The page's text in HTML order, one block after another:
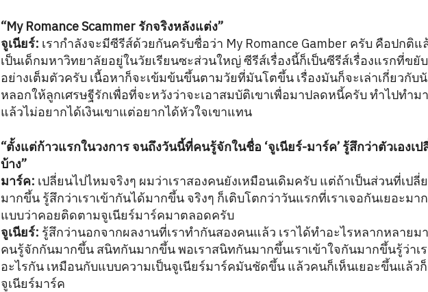
“My Romance Scammer รักจริงหลังแต่ง”
จูเนียร์: เรากำลังจะมีซีรีส์ด้วยกันครับชื่อว่า My Romance Gamber ครับ คือปกติ
เป็นเด็กมหาวิทยาลัยอยู่ในวัยเรียนซะส่วนใหญ่ ซีรีส์เรื่องนี้ก็เป็นซีรีส์เรื่องแรกที่ขยั
อย่างเต็มตัวครับ เนื้อหาก็จะเข้มข้นขึ้นตามวัยที่มันโตขึ้น เรื่องมันก็จะเล่าเกี่ยวกั
หลอกให้ลูกเศรษฐีรักเพื่อที่จะหวังว่าจะเอาสมบัติเขาเพื่อมาปลดหนี้ครับ ทำไปทำม
แล้วไม่อยากได้เงินเขาแต่อยากได้หัวใจเขาแทน
“ตั้งแต่ก้าวแรกในวงการ จนถึงวันนี้ที่คนรู้จักในชื่อ ‘จูเนียร์-มาร์ค’ รู้สึกว่าตัวเองเ
บ้าง”
มาร์ค: เปลี่ยนไปไหมจริงๆ ผมว่าเราสองคนยังเหมือนเดิมครับ แต่ถ้าเป็นส่วนที่เป
มากขึ้น รู้สึกว่าเราเข้ากันได้มากขึ้น จริงๆ ก็เติบโตกว่าวันแรกที่เราเจอกันเยอะม
แบบว่าคอยติดตามจูเนียร์มาร์คมาตลอดครับ
จูเนียร์: รู้สึกว่านอกจากผลงานที่เราทำกันสองคนแล้ว เราได้ทำอะไรหลากหลายม
คนรู้จักกันมากขึ้น สนิทกันมากขึ้น พอเราสนิทกันมากขึ้นเราเข้าใจกันมากขึ้นรู้ว่าเ
อะไรกัน เหมือนกับแบบความเป็นจูเนียร์มาร์คมันชัดขึ้น แล้วคนก็เห็นเยอะขึ้นแล้ว
จูเนียร์มาร์ค